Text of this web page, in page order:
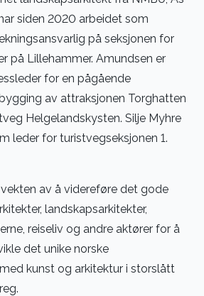
siden 2020 arbeidet som
på seksjonen for
på Lillehammer. Amundsen er
for en pågående
av attraksjonen Torghatten
Helgelandskysten. Silje Myhre
leder for turistvegseksjonen 1.
av å videreføre det gode
landskapsarkitekter,
reiseliv og andre aktører for å
det unike norske
kunst og arkitektur i storslått